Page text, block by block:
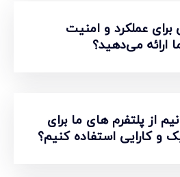
عملکرد و امنیت
ارائه می‌دهید؟
از پلتفرم های ما برای
و کارایی استفاده کنیم؟